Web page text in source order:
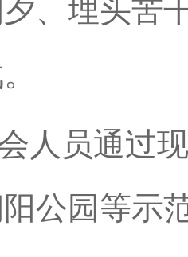
、埋头苦
人员通过
公园等示